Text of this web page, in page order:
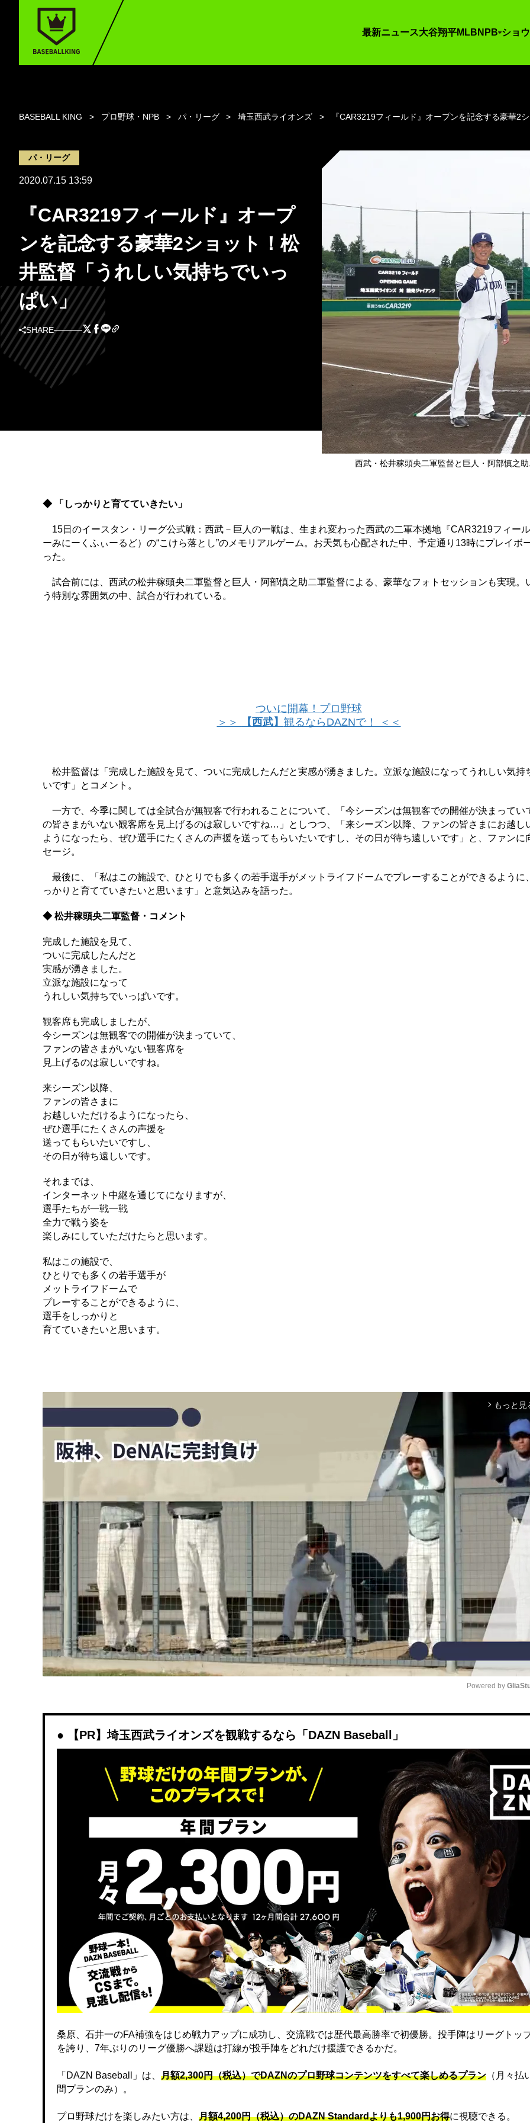
最新ニュース大谷翔平MLB NPB ショ
BASEBALL KING プロ野球・NPB パ・リーグ 埼玉西武ライオンズ 『CAR3219フィールド』オープンを記念する豪華2
パ・リーグ
2020.07.15 13:59
『CAR3219フィールド』オープ
ンを記念する豪華2ショット！松
井監督「うれしい気持ちでいっ
ぱい」
SHARE
西武・松井稼頭央二軍監督と巨人・阿部慎之
◆ 「しっかりと育てていきたい」
15日のイースタン・リーグ公式戦：西武－巨人の一戦は、生まれ変わった西武の二軍本拠地『CAR3219フィー
ーみにーくふぃーるど）の“こけら落とし”のメモリアルゲーム。お天気も心配された中、予定通り13時にプレイボ
った。
試合前には、西武の松井稼頭央二軍監督と巨人・阿部慎之助二軍監督による、豪華なフォトセッションも実現。
う特別な雰囲気の中、試合が行われている。
ついに開幕！プロ野球
＞＞
【西武】 観るならDAZNで！ ＜＜
松井監督は「完成した施設を見て、ついに完成したんだと実感が湧きました。立派な施設になってうれしい気持
いです」とコメント。
一方で、今季に関しては全試合が無観客で行われることについて、「今シーズンは無観客での開催が決まってい
の皆さまがいない観客席を見上げるのは寂しいですね…」としつつ、「来シーズン以降、ファンの皆さまにお越し
ようになったら、ぜひ選手にたくさんの声援を送ってもらいたいですし、その日が待ち遠しいです」と、ファンに
セージ。
最後に、「私はこの施設で、ひとりでも多くの若手選手がメットライフドームでプレーすることができるように
っかりと育てていきたいと思います」と意気込みを語った。
◆ 松井稼頭央二軍監督・コメント
完成した施設を見て、
ついに完成したんだと
実感が湧きました。
立派な施設になって
うれしい気持ちでいっぱいです。
観客席も完成しましたが、
今シーズンは無観客での開催が決まっていて、
ファンの皆さまがいない観客席を
見上げるのは寂しいですね。
来シーズン以降、
ファンの皆さまに
お越しいただけるようになったら、
ぜひ選手にたくさんの声援を
送ってもらいたいですし、
その日が待ち遠しいです。
それまでは、
インターネット中継を通じてになりますが、
選手たちが一戦一戦
全力で戦う姿を
楽しみにしていただけたらと思います。
私はこの施設で、
ひとりでも多くの若手選手が
メットライフドームで
プレーすることができるように、
選手をしっかりと
育てていきたいと思います。
arrow_forward_ios もっと見
Powered by
【PR】埼玉西武ライオンズを観戦するなら「DAZN Baseball」
桑原、石井一のFA補強をはじめ戦力アップに成功し、交流戦では歴代最高勝率で初優勝。投手陣はリーグトッ
を誇り、7年ぶりのリーグ優勝へ課題は打線が投手陣をどれだけ援護できるかだ。
「DAZN Baseball」は、 月額2,300円（税込）でDAZNのプロ野球コンテンツをすべて楽しめるプラン （月々払
間プランのみ）。
プロ野球だけを楽しみたい方は、 月額4,200円（税込）のDAZN Standard​よりも1,900円お得に視聴できる。